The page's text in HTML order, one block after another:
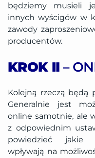
będziemy musieli
innych wyścigów w
zawody
producentów.
KROK II –
Kolejną rzeczą będą
Generalnie jest
online samotnie, ale
z odpowiednim
powiedzieć jakie
wpływają na